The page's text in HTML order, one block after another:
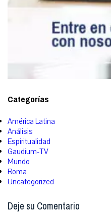
Categorías
América Latina
Análisis
Espiritualidad
Gaudium-TV
Mundo
Roma
Uncategorized
Deje su Comentario